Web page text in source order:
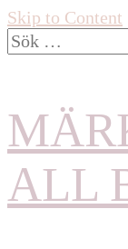
Skip to Content
Sök
efter:
ALL